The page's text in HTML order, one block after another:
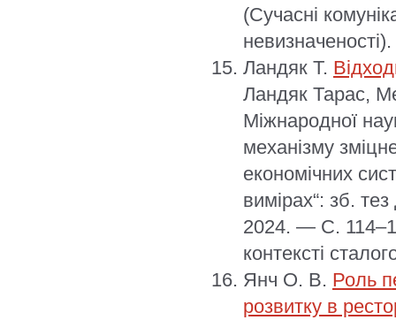
(Сучасні
невизначеності).
Ландяк Т.
Ландяк Тарас,
Міжнародної
механізму
економічних
вимірах“: зб.
2024. — С.
контексті
Янч О. В. Роль
розвитку в